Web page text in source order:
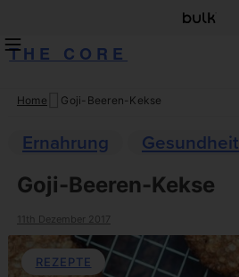
THE CORE
Skip
content
Home Goji-Beeren-Kekse
Ernahrung Gesundheit
Goji-Beeren-Kekse
11th Dezember 2017
REZEPTE